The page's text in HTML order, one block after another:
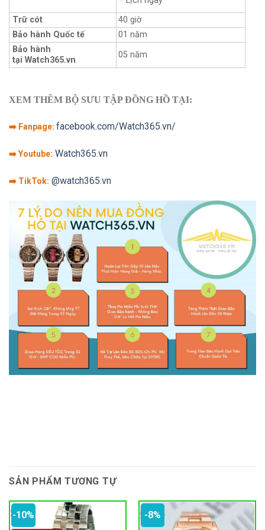
Trữ cót
40 giờ
Bảo hành Quốc tế
01 năm
Bảo hành
tại Watch365.vn
05 năm
XEM THÊM BỘ SƯU TẬP ĐỒNG HỒ TẠI:
➡️ Fanpage: facebook.com/Watch365.vn/
➡️ Youtube: Watch365.vn
➡️ TikTok: @watch365.vn
SẢN PHẨM TƯƠNG TỰ
-10% -8%